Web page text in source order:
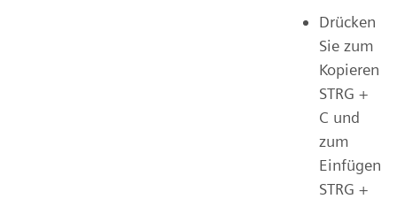
Drücken
Sie zum
Kopieren
STRG +
C und
zum
Einfügen
STRG +